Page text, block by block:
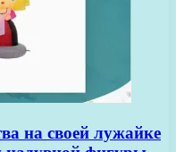
на своей лужайке